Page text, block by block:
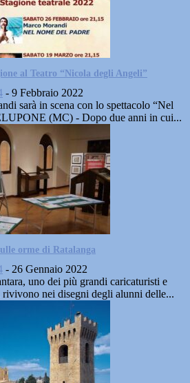
al Teatro “Nicola degli Angeli”
- 9 Febbraio 2022
sarà in scena con lo spettacolo “Nel
(MC) - Dopo due anni in cui...
orme di Ratalanga
- 26 Gennaio 2022
uno dei più grandi caricaturisti e
nei disegni degli alunni delle...